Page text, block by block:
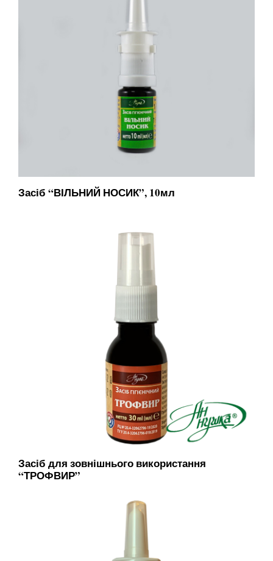
Засіб “ВІЛЬНИЙ НОСИК”, 10мл
Засіб для зовнішнього використання
“ТРОФВИР”